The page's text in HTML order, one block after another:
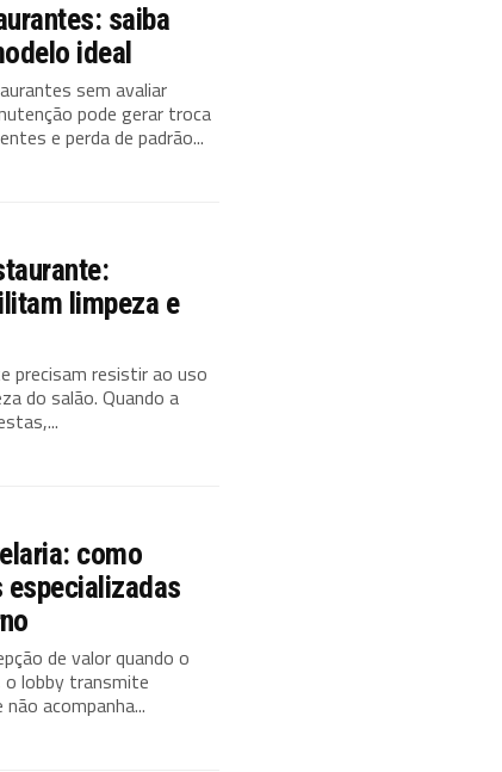
saiba
ideal
sem avaliar
pode gerar troca
e perda de padrão...
limpeza e
precisam resistir ao uso
do salão. Quando a
como
especializadas
de valor quando o
lobby transmite
acompanha...